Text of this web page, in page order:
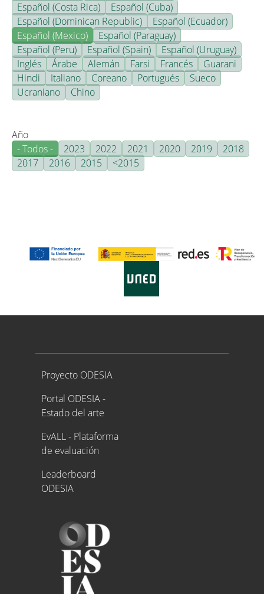
Español (Costa Rica)
Español (Cuba)
Español (Dominican Republic)
Español (Ecuador)
Español (Mexico)
Español (Paraguay)
Español (Peru)
Español (Spain)
Español (Uruguay)
Inglés
Árabe Alemán Farsi Francés
Guarani
Hindi
Italiano Coreano Portugués
Sueco
Ucraniano
Chino
Año
- Todos -
2023 2022 2021 2020 2019
2018
2017
2016 2015 <2015
Proyecto ODESIA
Proyecto ODESIA
Portal ODESIA -
Estado del arte
EvALL - Plataforma
de evaluación
Leaderboard
ODESIA